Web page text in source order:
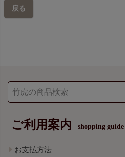
戻る
ご利用案内 shopping guide
お支払方法